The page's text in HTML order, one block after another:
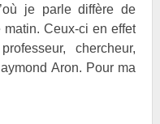
je parle diffère de
Ceux-ci en effet
chercheur,
Aron. Pour ma